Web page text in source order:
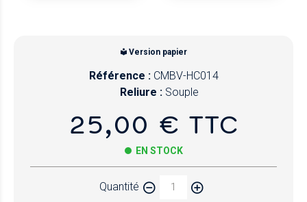
Version papier
Référence : CMBV-HC014
Reliure : Souple
25,00 € TTC
EN STOCK
Quantité